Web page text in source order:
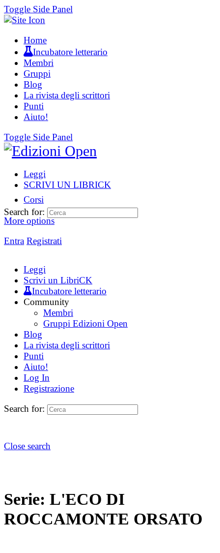
Toggle Side Panel
Home
Incubatore letterario
Membri
Gruppi
Blog
La rivista degli scrittori
Punti
Aiuto!
Toggle Side Panel
Leggi
SCRIVI UN LIBRICK
Corsi
More options
Entra Registrati
Search for:
Leggi
Scrivi un LibriCK
Incubatore letterario
Community
Membri
Gruppi Edizioni Open
Blog
La rivista degli scrittori
Punti
Aiuto!
Log In
Registrazione
Search for:
Close search
Serie: L'ECO DI
ROCCAMONTE ORSATO